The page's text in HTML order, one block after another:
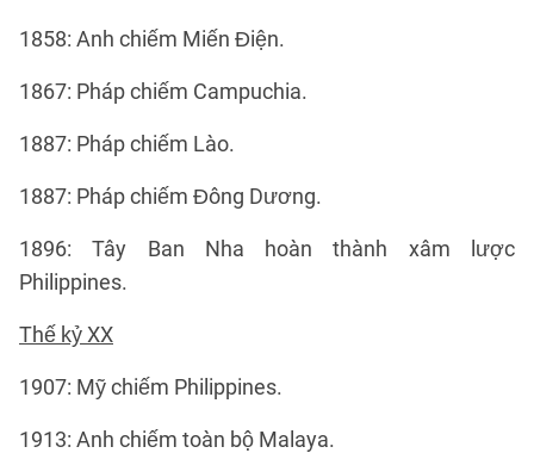
1858: Anh chiếm Miến Điện.
1867: Pháp chiếm Campuchia.
1887: Pháp chiếm Lào.
1887: Pháp chiếm Đông Dương.
1896: Tây Ban Nha hoàn thành xâm lược
Philippines.
Thế kỷ XX
1907: Mỹ chiếm Philippines.
1913: Anh chiếm toàn bộ Malaya.